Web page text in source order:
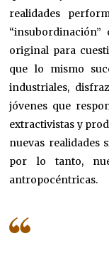
realidades
original para
que lo mismo
industriales,
jóvenes que
extractivistas y
nuevas realidades
por lo tanto,
antropocéntricas.